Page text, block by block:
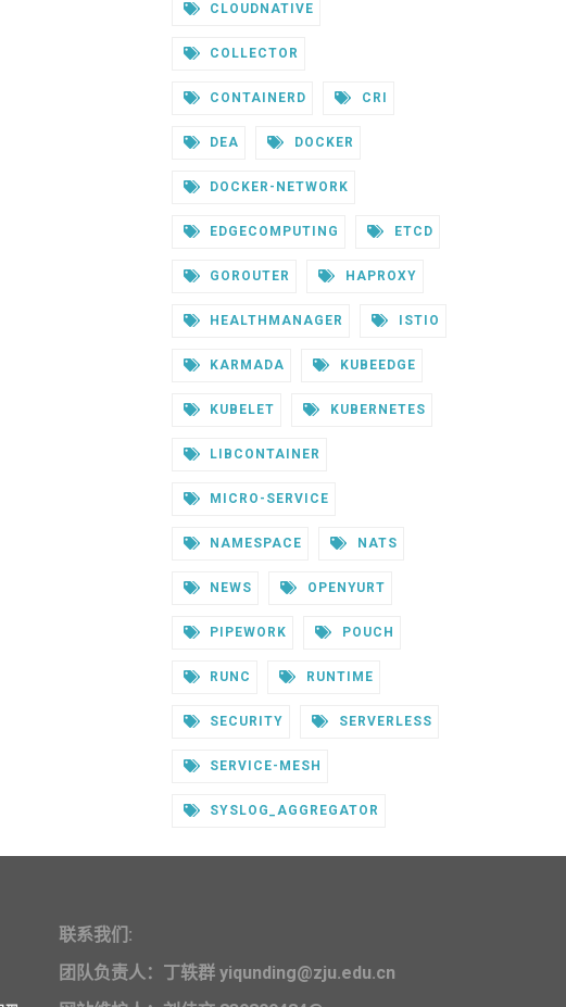
CLOUDNATIVE
COLLECTOR
CONTAINERD CRI
DEA DOCKER
DOCKER-NETWORK
EDGECOMPUTING ETCD
GOROUTER HAPROXY
HEALTHMANAGER ISTIO
KARMADA KUBEEDGE
KUBELET KUBERNETES
LIBCONTAINER
MICRO-SERVICE
NAMESPACE NATS
NEWS OPENYURT
PIPEWORK POUCH
RUNC RUNTIME
SECURITY SERVERLESS
SERVICE-MESH
SYSLOG_AGGREGATOR
联系我们:
团队负责人：丁轶群 yiqunding@zju.edu.cn